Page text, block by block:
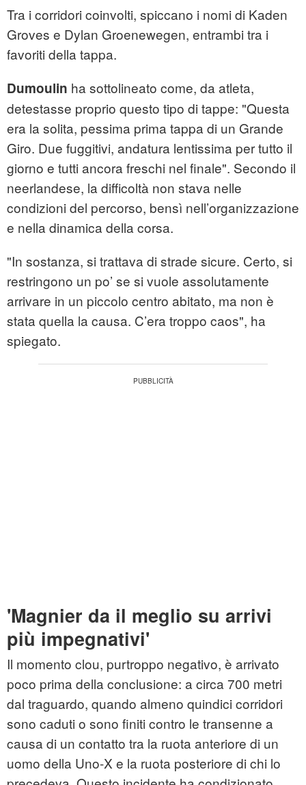
Tra i corridori coinvolti, spiccano i nomi di Kaden
Groves e Dylan Groenewegen, entrambi tra i
favoriti della tappa.
Dumoulin ha sottolineato come, da atleta,
detestasse proprio questo tipo di tappe: "Questa
era la solita, pessima prima tappa di un Grande
Giro. Due fuggitivi, andatura lentissima per tutto il
giorno e tutti ancora freschi nel finale". Secondo il
neerlandese, la difficoltà non stava nelle
condizioni del percorso, bensì nell’organizzazione
e nella dinamica della corsa.
"In sostanza, si trattava di strade sicure. Certo, si
restringono un po’ se si vuole assolutamente
arrivare in un piccolo centro abitato, ma non è
stata quella la causa. C’era troppo caos", ha
spiegato.
'Magnier da il meglio su arrivi
più impegnativi'
Il momento clou, purtroppo negativo, è arrivato
poco prima della conclusione: a circa 700 metri
dal traguardo, quando almeno quindici corridori
sono caduti o sono finiti contro le transenne a
causa di un contatto tra la ruota anteriore di un
uomo della Uno-X e la ruota posteriore di chi lo